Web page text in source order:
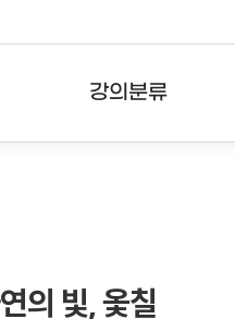
강의분류
테마강의
의 빛, 옻칠